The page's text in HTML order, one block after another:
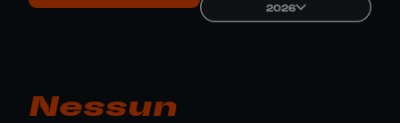
2026
Nessun